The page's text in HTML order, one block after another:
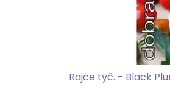
Rajče tyč. - Black